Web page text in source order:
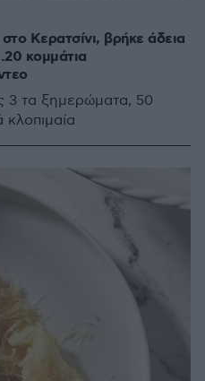
Κερατσίνι, βρήκε άδεια
κομμάτια
3 τα ξημερώματα, 50